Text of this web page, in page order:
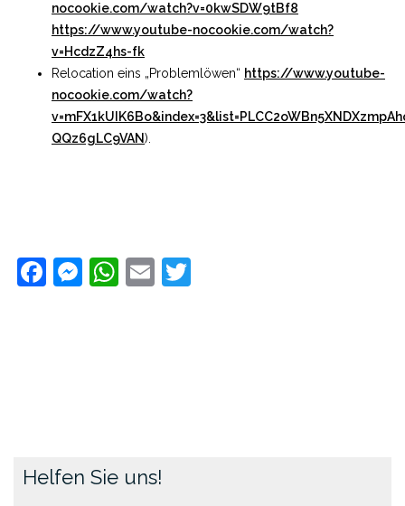
nocookie.com/watch?v=0kwSDW9tBf8
https://www.youtube-nocookie.com/watch?
v=HcdzZ4hs-fk
Relocation eins „Problemlöwen“ https://www.youtube-
nocookie.com/watch?
QQz6gLC9VAN).
Facebook
Messenger
WhatsApp
Email
Helfen Sie uns!